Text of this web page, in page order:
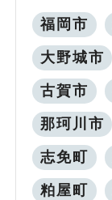
福岡市
大野城市
古賀市
那珂川市
志免町
粕屋町